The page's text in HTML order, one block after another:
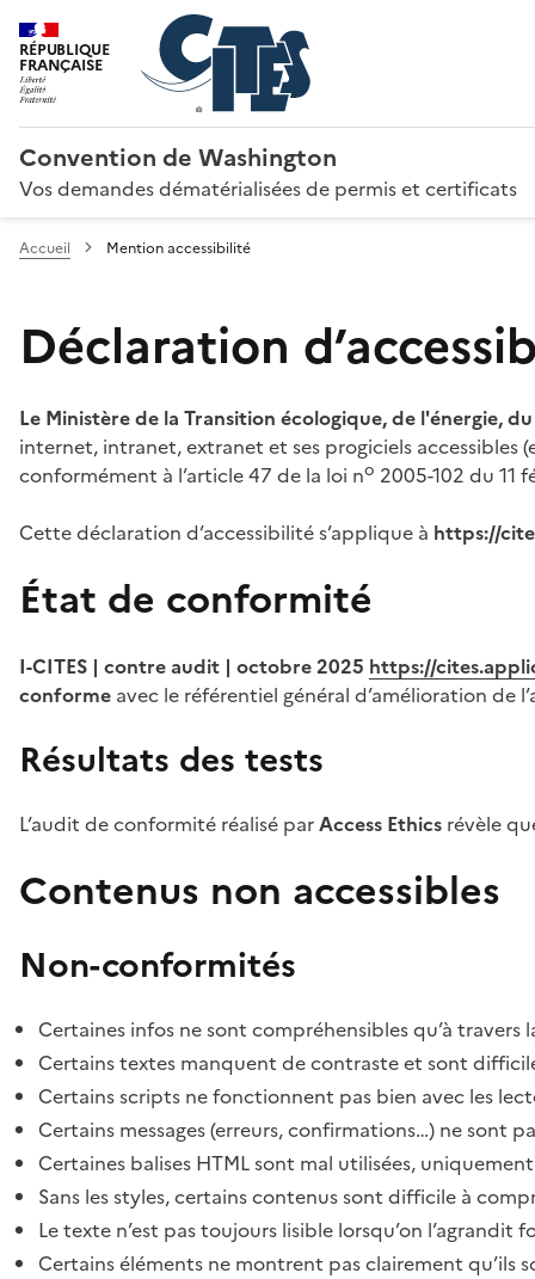
RÉPUBLIQUE
FRANÇAISE
Convention de Washington
Vos demandes dématérialisées de permis et certificats
Accueil Mention accessibilité
Déclaration
Le Ministère de la Transition écologique, de l'énergie,
internet, intranet, extranet et ses progiciels
conformément à l’article 47 de la loi no 2005-102 du 11
Cette déclaration d’accessibilité s’applique à https://
État de conformité
I-CITES | contre audit | octobre 2025 https://
conforme avec le référentiel général d’amélioration de
Résultats des tests
L’audit de conformité réalisé parAccess Ethics révèle
Contenus non accessibles
Non-conformités
Certaines infos ne sont compréhensibles qu’à travers
Certains textes manquent de contraste et sont
Certains scripts ne fonctionnent pas bien avec les
Certains messages (erreurs, confirmations…) ne sont
Certaines balises HTML sont mal utilisées,
Sans les styles, certains contenus sont difficile à
Le texte n’est pas toujours lisible lorsqu’on l’agrandit
Certains éléments ne montrent pas clairement qu’ils